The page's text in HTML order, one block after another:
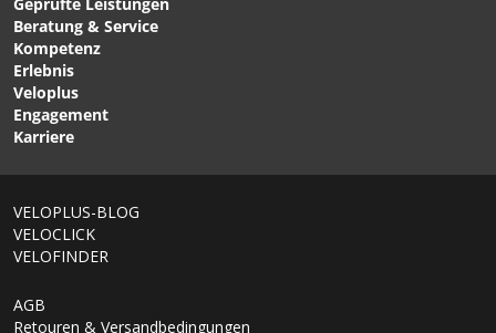
HEXER Kugelinbus-Set
von VELOPLUS
Beratung & Service
Kompetenz
Erlebnis
Veloplus
Engagement
Karriere
VELOPLUS-BLOG
VELOCLICK
VELOFINDER
AGB
Retouren & Versandbedingungen